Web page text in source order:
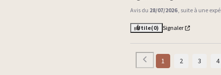
Avis du 28/07/2026, suite à une
Utile(0) Signaler
1 2 3 4